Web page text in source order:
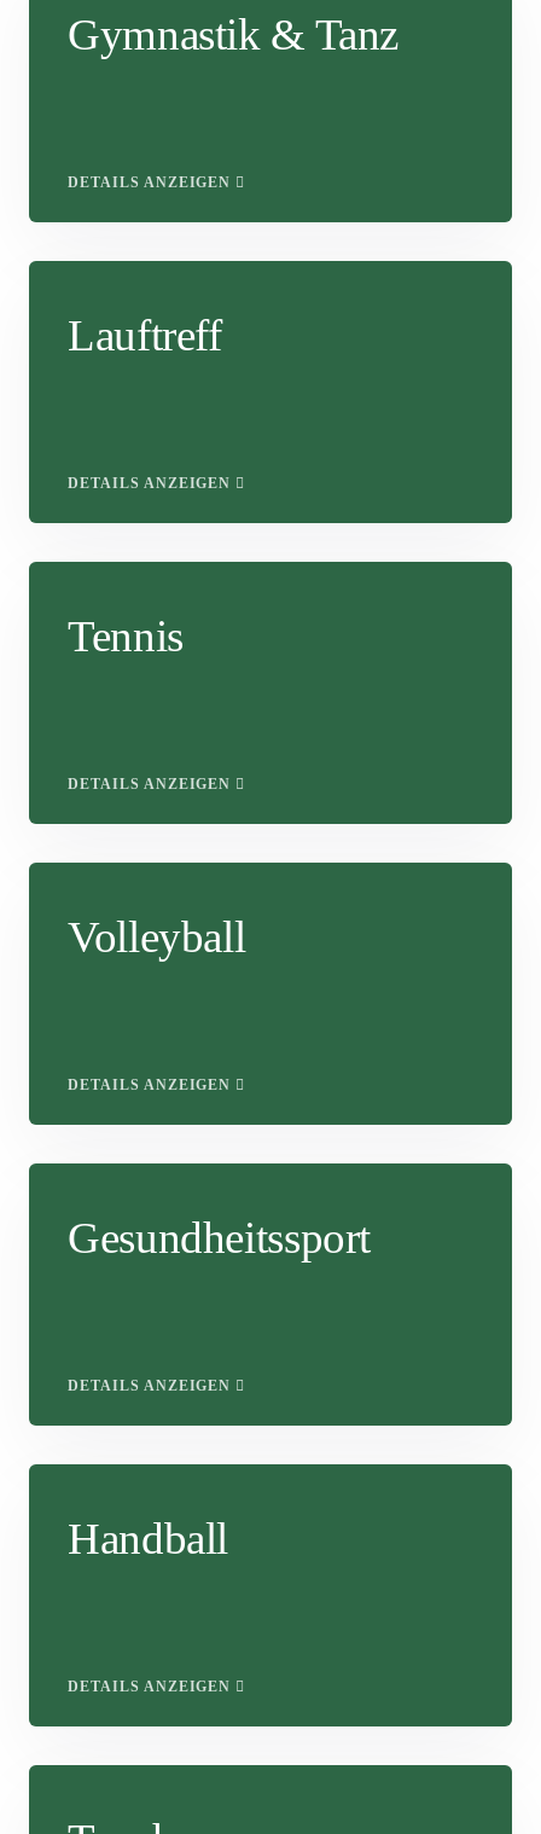
Gymnastik & Tanz
DETAILS ANZEIGEN
Lauftreff
DETAILS ANZEIGEN
Tennis
DETAILS ANZEIGEN
Volleyball
DETAILS ANZEIGEN
Gesundheitssport
DETAILS ANZEIGEN
Handball
DETAILS ANZEIGEN